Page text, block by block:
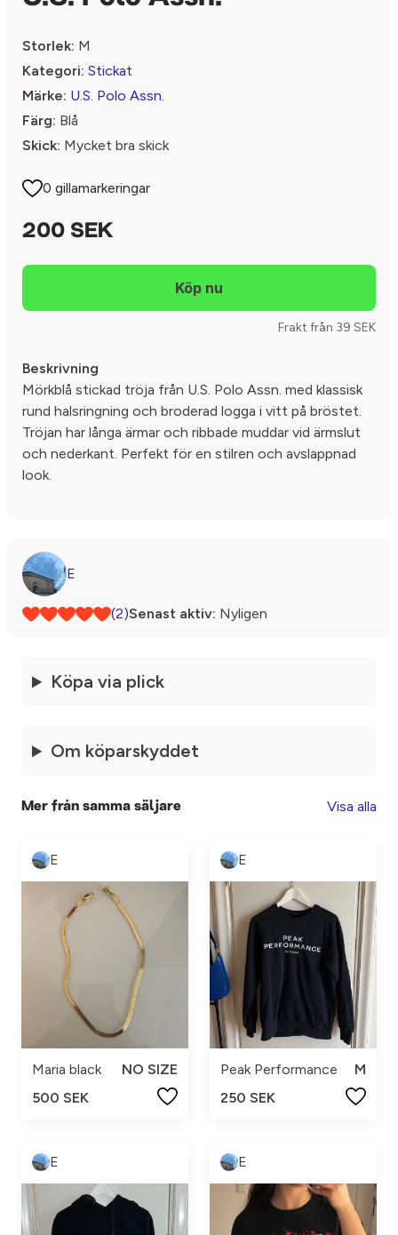
Storlek: M
Kategori: Stickat
Märke: U.S. Polo Assn.
Färg: Blå
Skick: Mycket bra skick
0 gillamarkeringar
200 SEK
Frakt från 39 SEK
Beskrivning
Mörkblå stickad tröja från U.S. Polo Assn. med klassisk
rund halsringning och broderad logga i vitt på bröstet.
Tröjan har långa ärmar och ribbade muddar vid ärmslut
och nederkant. Perfekt för en stilren och avslappnad
look.
E
(2)Senast aktiv: Nyligen
Köpa via plick
Om köparskyddet
Mer från samma säljare Visa alla
E
Maria black
NO SIZE
500 SEK
E
Peak Performance
M
250 SEK
E E